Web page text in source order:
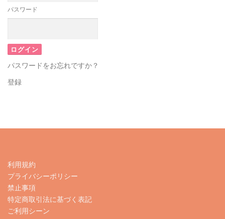
パスワード
パスワードをお忘れですか？
登録
利用規約
プライバシーポリシー
禁止事項
特定商取引法に基づく表記
ご利用シーン